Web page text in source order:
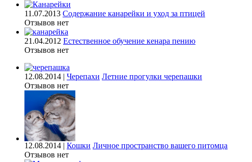
11.07.2013 Содержание канарейки и уход за птицей
Отзывов нет
21.04.2012 Естественное обучение кенара пению
Отзывов нет
12.08.2014 | Черепахи Летние прогулки черепашки
Отзывов нет
12.08.2014 | Кошки Личное пространство вашего питомца
Отзывов нет